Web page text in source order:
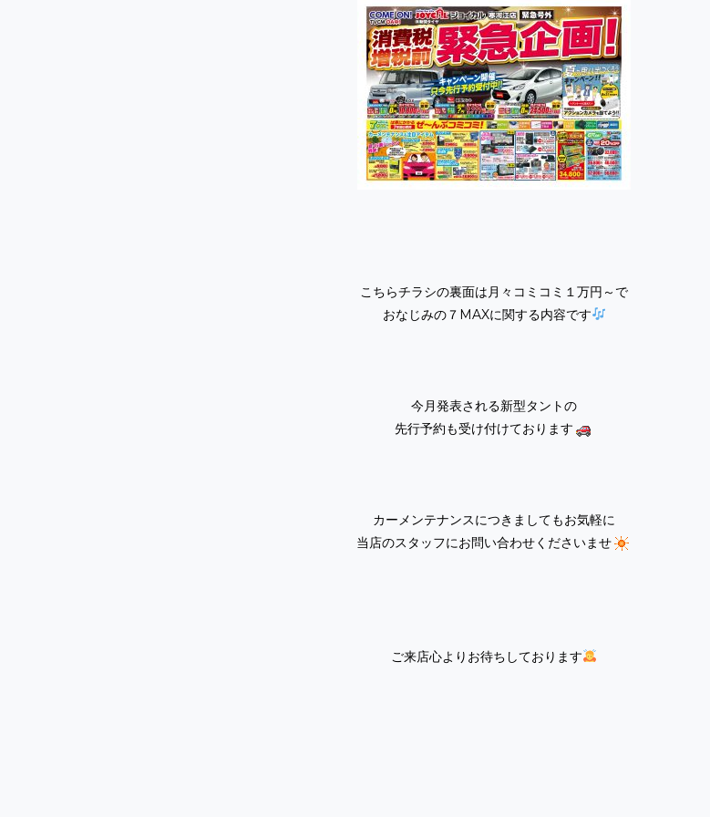
こちらチラシの裏面は月々コミコミ１万円～で
おなじみの７MAXに関する内容です
今月発表される新型タントの
先行予約も受け付けております
カーメンテナンスにつきましてもお気軽に
当店のスタッフにお問い合わせくださいませ
ご来店心よりお待ちしております